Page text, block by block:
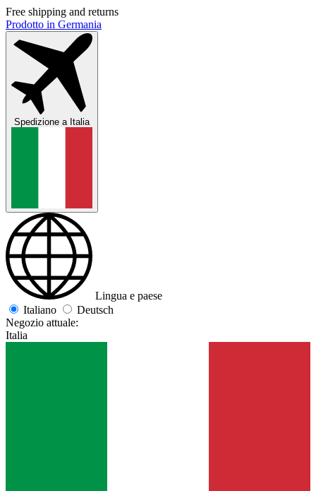
Free shipping and returns
Prodotto in Germania
Spedizione aItalia
Lingua e paese
Italiano
Deutsch
Negozio attuale:
Italia